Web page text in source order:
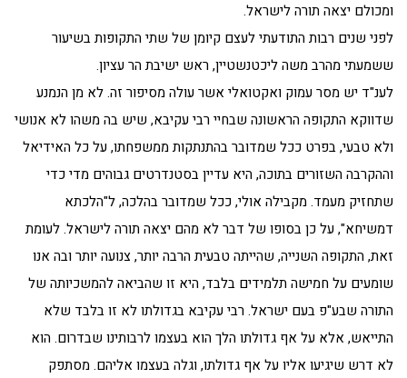
ומכולם יצאה תורה לישראל.
לפני שנים רבות התודעתי לעצם קיומן של שתי התקופות בשיעור
ששמעתי מהרב משה ליכטנשטיין, ראש ישיבת הר עציון.
לענ"ד יש מסר עמוק ואקטואלי אשר עולה מסיפור זה. לא מן הנמנע
שדווקא התקופה הראשונה שבחיי רבי עקיבא, שיש בה משהו לא אנושי
ולא טבעי, בפרט ככל שמדובר בהתנתקות ממשפחתו, על כל האידיאל
וההקרבה השזורים בתוכה, היא עדיין בסטנדרטים גבוהים מדי כדי
שתחזיק מעמד. מקבילה אולי, ככל שמדובר בהלכה, ל"הלכתא
דמשיחא", על כן בסופו של דבר לא מהם יצאה תורה לישראל. לעומת
זאת, התקופה השנייה, שהייתה טבעית הרבה יותר, צנועה יותר ובה אנו
שומעים על חמישה תלמידים בלבד, היא זו שהביאה להמשכיותה של
התורה שבע"פ בעם ישראל. רבי עקיבא בגדולתו לא זו בלבד שלא
התייאש, אלא על אף גדולתו הלך הוא בעצמו לרבותינו שבדרום. הוא
לא דרש שיגיעו אליו על אף גדולתו, וגלה בעצמו אליהם. מסתפק